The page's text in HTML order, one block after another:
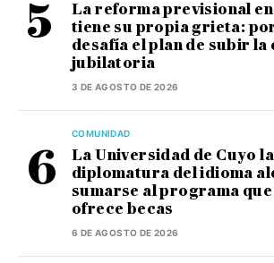
La reforma previsional en
tiene su propia grieta:
desafía el plan de subir la
jubilatoria
3 DE AGOSTO DE 2026
COMUNIDAD
La Universidad de Cuyo
diplomatura del idioma
sumarse al programa que
ofrece becas
6 DE AGOSTO DE 2026